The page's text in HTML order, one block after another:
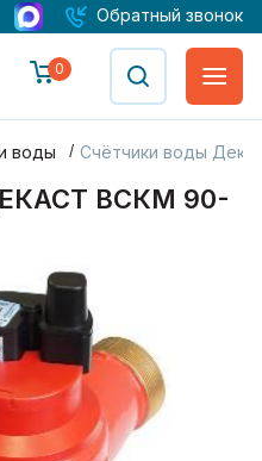
Обратный звонок
0
воды Счётчики воды
ВСКМ 90-